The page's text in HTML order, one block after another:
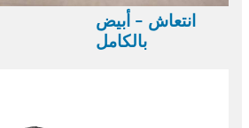
انتعاش - أبيض
بالكامل